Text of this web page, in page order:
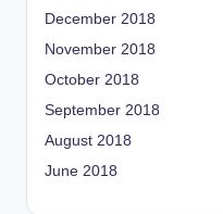
December 2018
November 2018
October 2018
September 2018
August 2018
June 2018